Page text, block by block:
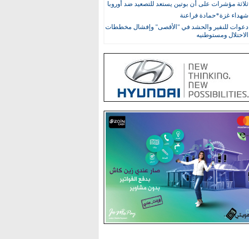
ثلاثة مؤشرات على أن بوتين يستعد للتصعيد ضد أوروبا
شهداء غزة*حمادة فراعنة
دعوات للنفير والحشد في "الأقصى" وإفشال مخططات
الاحتلال ومستوطنيه